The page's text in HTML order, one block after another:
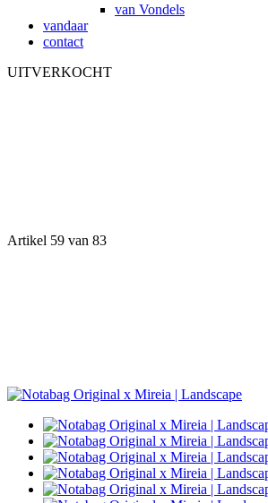
van Vondels
vandaar
contact
UITVERKOCHT
Artikel 59 van 83